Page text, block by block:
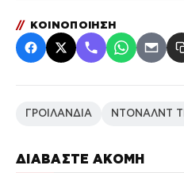
ΔΙΑΒΑΣΤΕ ΑΚΟΜΗ
// ΚΟΙΝΟΠΟΙΗΣΗ
ΓΡΟΙΛΑΝΔΙΑ ΝΤΟΝΑΛΝΤ